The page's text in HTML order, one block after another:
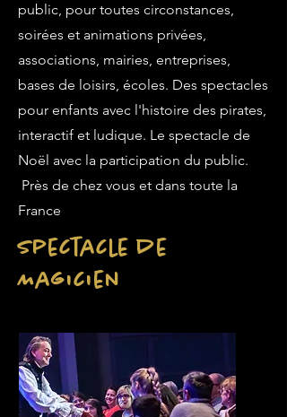
public, pour toutes circonstances,
soirées et animations privées,
associations, mairies, entreprises,
bases de loisirs, écoles. Des spectacles
pour enfants avec l'histoire des pirates,
interactif et ludique. Le spectacle de
Noël avec la participation du public.
Près de chez vous et dans toute la
France
Spectacle de
Magicien